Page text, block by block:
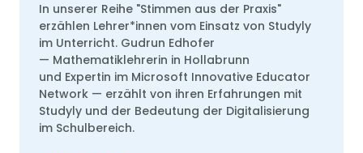
In unserer Reihe "Stimmen aus der Praxis"
erzählen Lehrer*innen vom Einsatz von Studyly
im Unterricht. Gudrun Edhofer
— Mathematiklehrerin in Hollabrunn
und Expertin im Microsoft Innovative Educator
Network — erzählt von ihren Erfahrungen mit
Studyly und der Bedeutung der Digitalisierung
im Schulbereich.